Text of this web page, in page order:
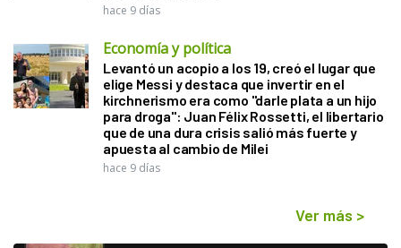
hace 9 días
Economía y política
Levantó un acopio a los 19, creó el lugar que
elige Messi y destaca que invertir en el
kirchnerismo era como "darle plata a un hijo
para droga": Juan Félix Rossetti, el libertario
que de una dura crisis salió más fuerte y
apuesta al cambio de Milei
hace 9 días
Ver más >